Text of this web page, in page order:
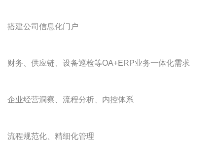
搭建公司信息化门户
财务、供应链、设备巡检等OA+ERP业务一体化需求
企业经营洞察、流程分析、内控体系
流程规范化、精细化管理